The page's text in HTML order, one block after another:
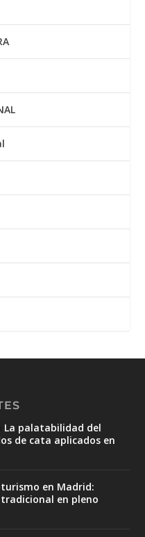
La palatabilidad del
de cata aplicados en
en Madrid:
en pleno